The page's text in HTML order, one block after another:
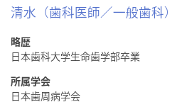
清水（歯科医師／一般歯科）
略歴
日本歯科大学生命歯学部卒業
所属学会
日本歯周病学会